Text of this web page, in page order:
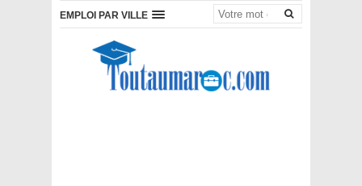
EMPLOI PAR VILLE